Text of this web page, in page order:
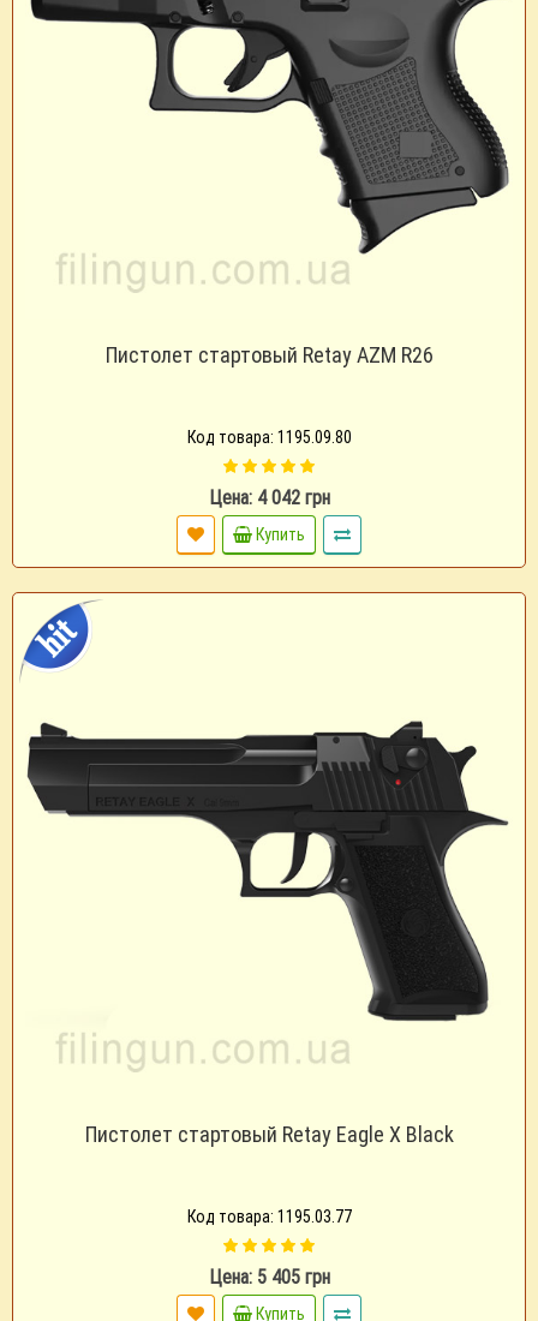
Пистолет стартовый Retay AZM R26
Код товара: 1195.09.80
Цена: 4 042 грн
Купить
Пистолет стартовый Retay Eagle X Black
Код товара: 1195.03.77
Цена: 5 405 грн
Купить